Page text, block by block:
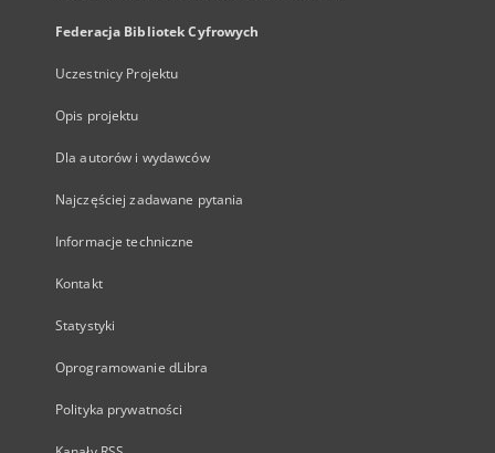
Federacja Bibliotek Cyfrowych
Uczestnicy Projektu
Opis projektu
Dla autorów i wydawców
Najczęściej zadawane pytania
Informacje techniczne
Kontakt
Statystyki
Oprogramowanie dLibra
Polityka prywatności